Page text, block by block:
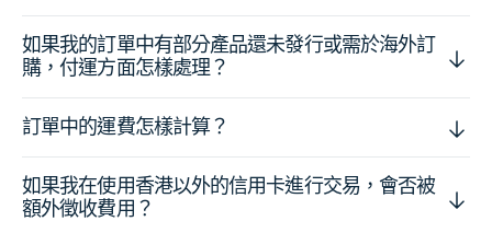
如果我的訂單中有部分產品還未發行或需於海外訂
購，付運方面怎樣處理？
訂單中的運費怎樣計算？
如果我在使用香港以外的信用卡進行交易，會否被
額外徵收費用？